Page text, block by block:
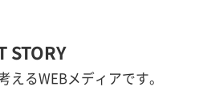
STORY
えるWEBメディアです。